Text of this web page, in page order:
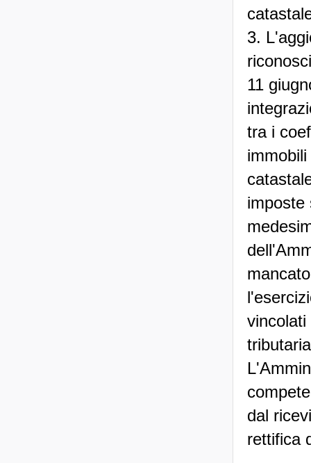
3.
11
tra i
imposte
vincolati
dal
rettifica